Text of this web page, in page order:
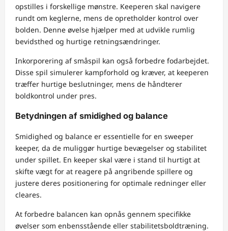
opstilles i forskellige mønstre. Keeperen skal navigere
rundt om keglerne, mens de opretholder kontrol over
bolden. Denne øvelse hjælper med at udvikle rumlig
bevidsthed og hurtige retningsændringer.
Inkorporering af småspil kan også forbedre fodarbejdet.
Disse spil simulerer kampforhold og kræver, at keeperen
træffer hurtige beslutninger, mens de håndterer
boldkontrol under pres.
Betydningen af smidighed og balance
Smidighed og balance er essentielle for en sweeper
keeper, da de muliggør hurtige bevægelser og stabilitet
under spillet. En keeper skal være i stand til hurtigt at
skifte vægt for at reagere på angribende spillere og
justere deres positionering for optimale redninger eller
cleares.
At forbedre balancen kan opnås gennem specifikke
øvelser som enbensstående eller stabilitetsboldtræning.